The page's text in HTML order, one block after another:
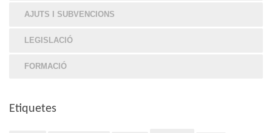
AJUTS I SUBVENCIONS
LEGISLACIÓ
FORMACIÓ
Etiquetes